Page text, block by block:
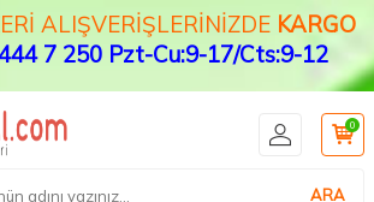
ALIŞVERİŞLERİNİZDE KARGO
7 250 Pzt-Cu:9-17/Cts:9-12
ARA
0